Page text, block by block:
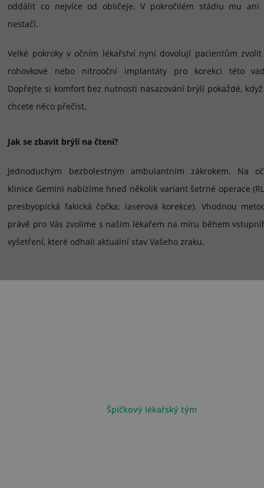
oddálit co nejvíce od obličeje. V pokročilém stádiu mu ani
nestačí.
Velké pokroky v očním lékařství nyní dovolují pacientům
rohovkové nebo nitrooční implantáty pro korekci této
Dopřejte si komfort bez nutnosti nasazování brýlí pokaždé,
chcete něco přečíst.
Jak se zbavit brýlí na čtení?
Jednoduchým bezbolestným ambulantním zákrokem. Na
klinice Gemini nabízíme hned několik variant šetrné operace
presbyopická fakická čočka; laserová korekce). Vhodnou
právě pro Vás zvolíme s našim lékařem na míru během
vyšetření, které odhalí aktuální stav Vašeho zraku.
Špičkový lékařský tým